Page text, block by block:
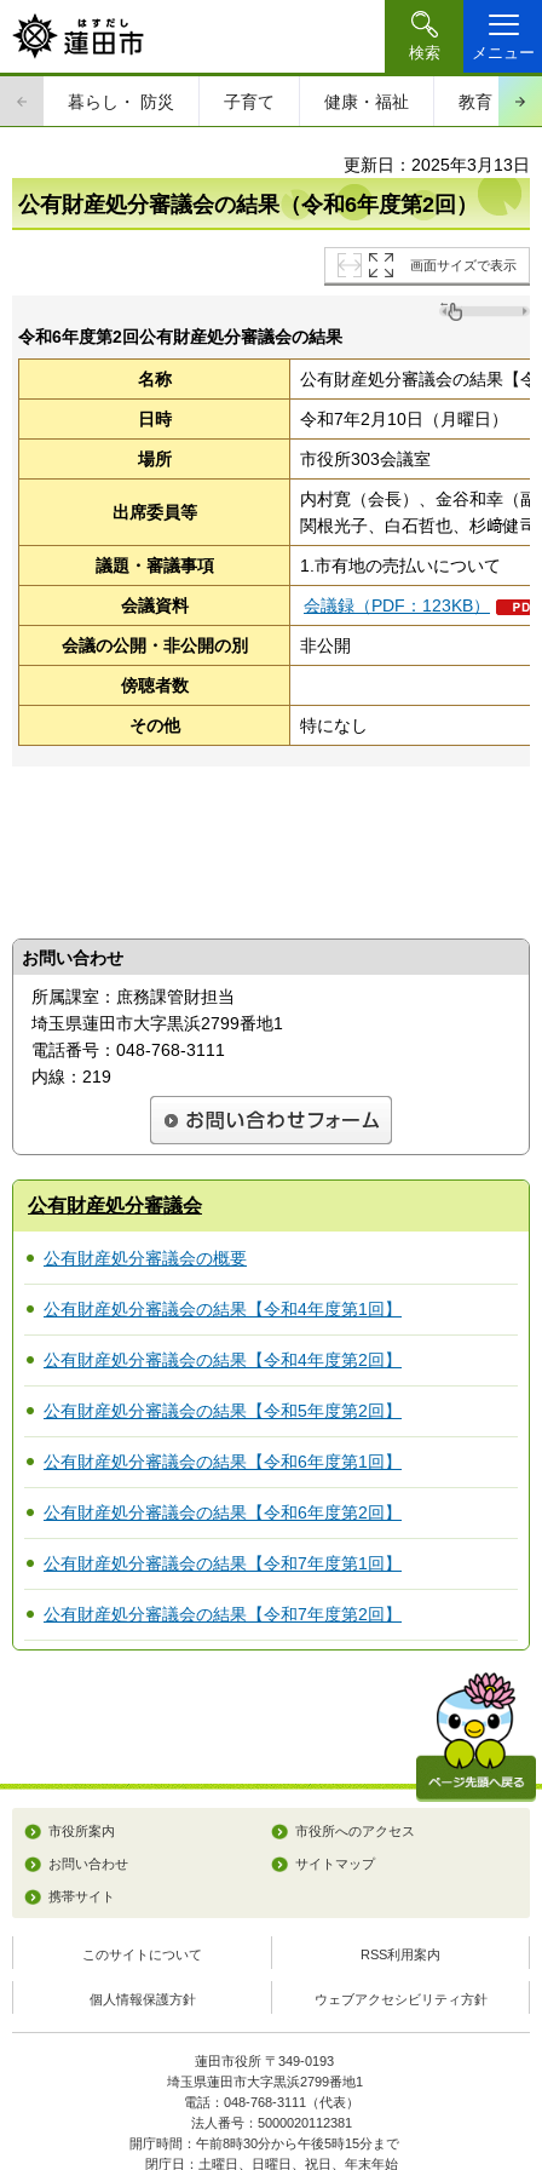
検索 メニュー
暮らし・ 防災 子育て 健康・福祉 教育・文
更新日：2025年3月13日
公有財産処分審議会の結果（令和6年度第2回）
画面サイズで表示
令和6年度第2回公有財産処分審議会の結果
名称 公有財産処分審議会の結果【
日時 令和7年2月10日（月曜日）
場所 市役所303会議室
出席委員等
内村寛（会長）、金谷和幸（
関根光子、白石哲也、杉﨑健司
議題・審議事項 1.市有地の売払いについて
会議資料 会議録（PDF：123KB）
会議の公開・非公開の別 非公開
傍聴者数
その他 特になし
お問い合わせ
所属課室：庶務課管財担当
埼玉県蓮田市大字黒浜2799番地1
電話番号：048-768-3111
内線：219
公有財産処分審議会
公有財産処分審議会の概要
公有財産処分審議会の結果【令和4年度第1回】
公有財産処分審議会の結果【令和4年度第2回】
公有財産処分審議会の結果【令和5年度第2回】
公有財産処分審議会の結果【令和6年度第1回】
公有財産処分審議会の結果【令和6年度第2回】
公有財産処分審議会の結果【令和7年度第1回】
公有財産処分審議会の結果【令和7年度第2回】
市役所案内 市役所へのアクセス
お問い合わせ サイトマップ
携帯サイト
このサイトについて RSS利用案内
個人情報保護方針 ウェブアクセシビリティ方針
蓮田市役所 〒349-0193
埼玉県蓮田市大字黒浜2799番地1
電話：048-768-3111（代表）
法人番号：5000020112381
開庁時間：午前8時30分から午後5時15分まで
閉庁日：土曜日、日曜日、祝日、年末年始